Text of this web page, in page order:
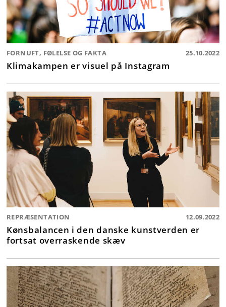
FORNUFT, FØLELSE OG FAKTA 25.10.2022
Klimakampen er visuel på Instagram
REPRÆSENTATION 12.09.2022
Kønsbalancen i den danske kunstverden er
fortsat overraskende skæv